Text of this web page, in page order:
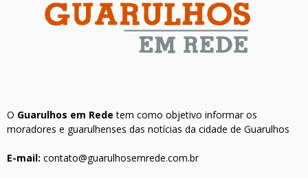
O Guarulhos em Rede tem como objetivo informar os
moradores e guarulhenses das notícias da cidade de Guarulhos
E-mail: contato@guarulhosemrede.com.br